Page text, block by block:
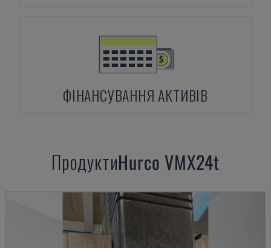
ФІНАНСУВАННЯ АКТИВІВ
ПродуктиHurco VMX24t